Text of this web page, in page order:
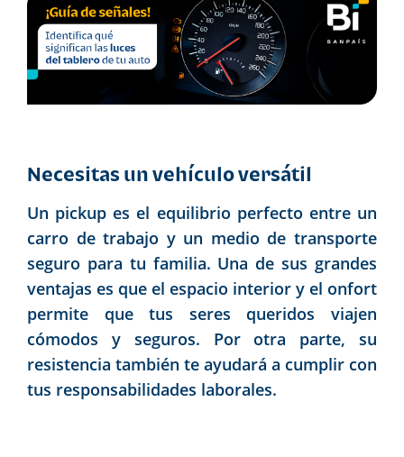
Necesitas un vehículo versátil
Un pickup es el equilibrio perfecto entre un
carro de trabajo y un medio de transporte
seguro para tu familia. Una de sus grandes
ventajas es que el espacio interior y el onfort
permite que tus seres queridos viajen
cómodos y seguros. Por otra parte, su
resistencia también te ayudará a cumplir con
tus responsabilidades laborales.